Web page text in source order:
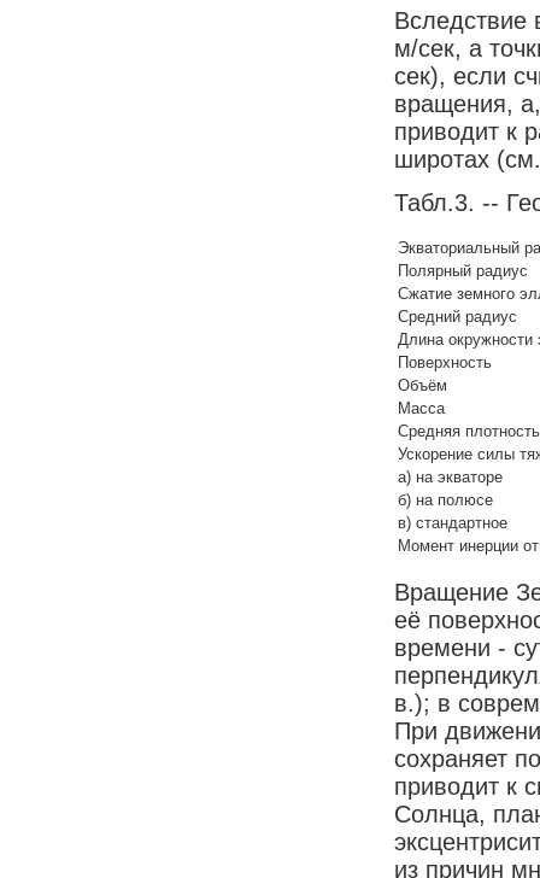
Вследствие
м/сек, а
сек), если
вращения,
приводит к
широтах
Табл.3. --
Экваториальный
Полярный радиус
Сжатие земного
Средний радиус
Длина окружности
Поверхность
Объём
Масса
Средняя плотность
Ускорение силы
а) на экваторе
б) на полюсе
в) стандартное
Момент инерции
Вращение
её
времени -
в.); в
При
сохраняет
приводит к
Солнца,
из причин